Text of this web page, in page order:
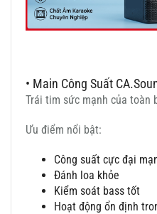
• Main Công Suất
Trái tim sức mạnh của toàn
Ưu điểm nổi bật:
Công suất cực đại
Đánh loa khỏe
Kiểm soát bass tốt
Hoạt động ổn định